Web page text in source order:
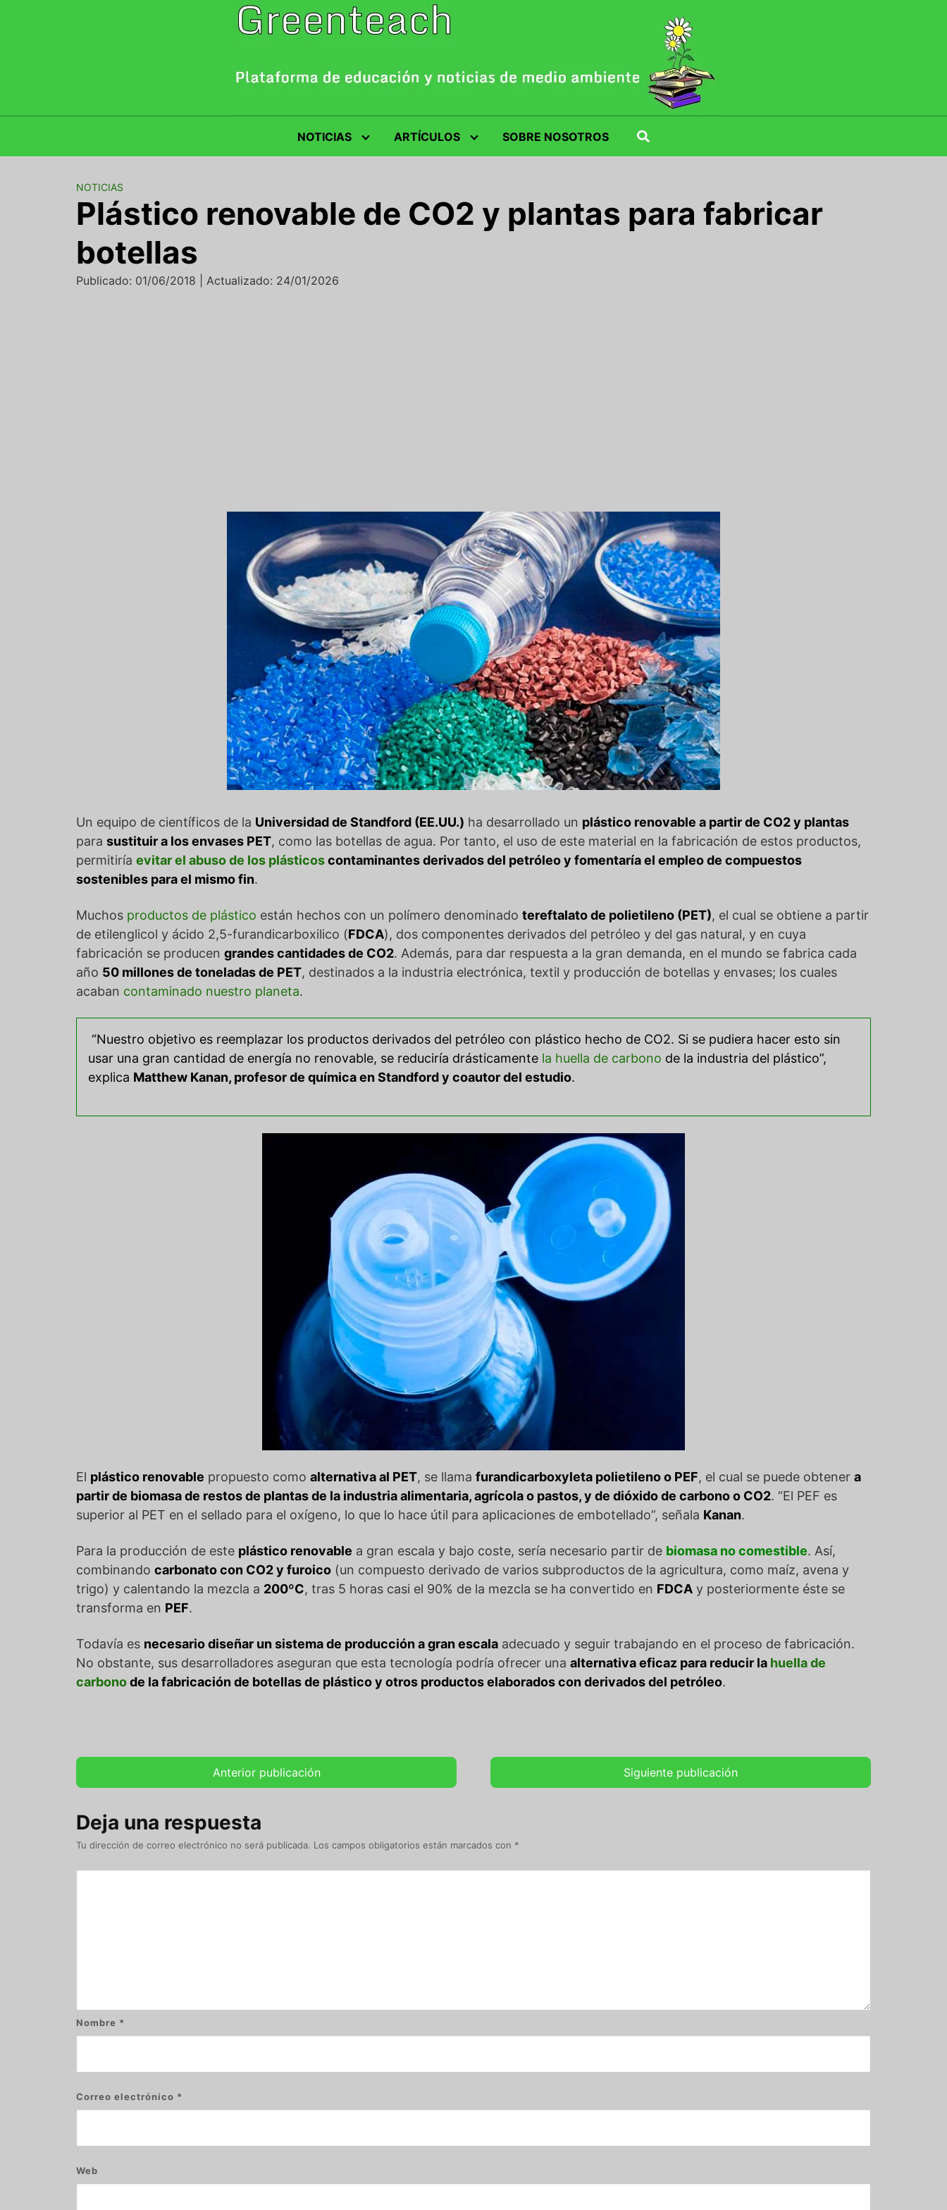
NOTICIAS ARTÍCULOS SOBRE NOSOTROS
NOTICIAS
Plástico renovable de CO2 y plantas para fabricar
botellas
Publicado: 01/06/2018 | Actualizado: 24/01/2026
Un equipo de científicos de la Universidad de Standford (EE.UU.) ha desarrollado un plástico renovable a partir de CO2 y plantas
para sustituir a los envases PET, como las botellas de agua. Por tanto, el uso de este material en la fabricación de estos productos,
permitiría evitar el abuso de los plásticoscontaminantes derivados del petróleo y fomentaría el empleo de compuestos
sostenibles para el mismo fin.
Muchos productos de plástico están hechos con un polímero denominado tereftalato de polietileno (PET), el cual se obtiene a partir
de etilenglicol y ácido 2,5-furandicarboxilico (FDCA), dos componentes derivados del petróleo y del gas natural, y en cuya
fabricación se producen grandes cantidades de CO2. Además, para dar respuesta a la gran demanda, en el mundo se fabrica cada
año 50 millones de toneladas de PET, destinados a la industria electrónica, textil y producción de botellas y envases; los cuales
acaban contaminado nuestro planeta.
“Nuestro objetivo es reemplazar los productos derivados del petróleo con plástico hecho de CO2. Si se pudiera hacer esto sin
usar una gran cantidad de energía no renovable, se reduciría drásticamente la huella de carbono de la industria del plástico”,
explica Matthew Kanan, profesor de química en Standford y coautor del estudio.
El plástico renovable propuesto como alternativa al PET, se llama furandicarboxyleta polietileno o PEF, el cual se puede obtener a
partir de biomasa de restos de plantas de la industria alimentaria, agrícola o pastos, y de dióxido de carbono o CO2. “El PEF es
superior al PET en el sellado para el oxígeno, lo que lo hace útil para aplicaciones de embotellado”, señala Kanan.
Para la producción de este plástico renovable a gran escala y bajo coste, sería necesario partir de biomasa no comestible. Así,
combinando carbonato con CO2 y furoico (un compuesto derivado de varios subproductos de la agricultura, como maíz, avena y
trigo) y calentando la mezcla a 200ºC, tras 5 horas casi el 90% de la mezcla se ha convertido en FDCA y posteriormente éste se
transforma en PEF.
Todavía es necesario diseñar un sistema de producción a gran escala adecuado y seguir trabajando en el proceso de fabricación.
No obstante, sus desarrolladores aseguran que esta tecnología podría ofrecer una alternativa eficaz para reducir la huella de
carbonode la fabricación de botellas de plástico y otros productos elaborados con derivados del petróleo.
Anterior publicación Siguiente publicación
Deja una respuesta
Tu dirección de correo electrónico no será publicada. Los campos obligatorios están marcados con *
Nombre *
Correo electrónico *
Web